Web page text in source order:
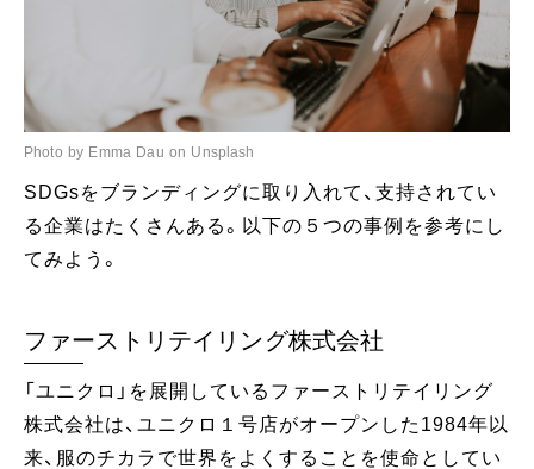
Photo by Emma Dau on Unsplash
SDGsをブランディングに取り入れて、支持されてい
る企業はたくさんある。以下の５つの事例を参考にし
てみよう。
ファーストリテイリング株式会社
「ユニクロ」を展開しているファーストリテイリング
株式会社は、ユニクロ１号店がオープンした1984年以
来、服のチカラで世界をよくすることを使命としてい